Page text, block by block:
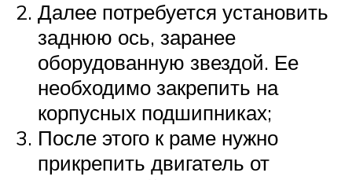
Далее потребуется установить
заднюю ось, заранее
оборудованную звездой. Ее
необходимо закрепить на
корпусных подшипниках;
После этого к раме нужно
прикрепить двигатель от